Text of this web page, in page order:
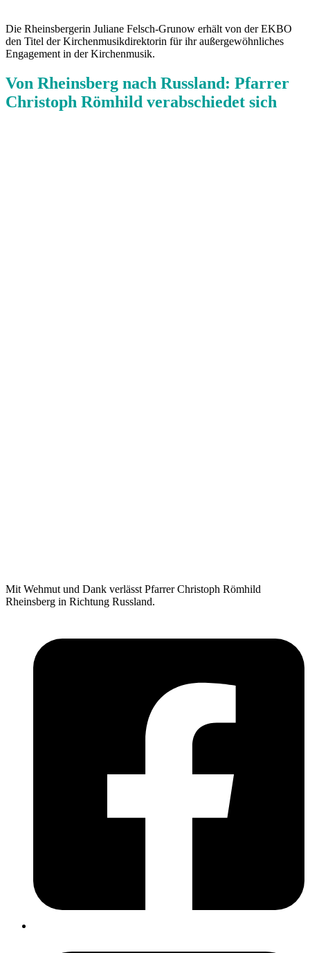
Die Rheinsbergerin Juliane Felsch-Grunow erhält von der EKBO
den Titel der Kirchenmusikdirektorin für ihr außergewöhnliches
Engagement in der Kirchenmusik.
Von Rheinsberg nach Russland: Pfarrer
Christoph Römhild verabschiedet sich
Mit Wehmut und Dank verlässt Pfarrer Christoph Römhild
Rheinsberg in Richtung Russland.